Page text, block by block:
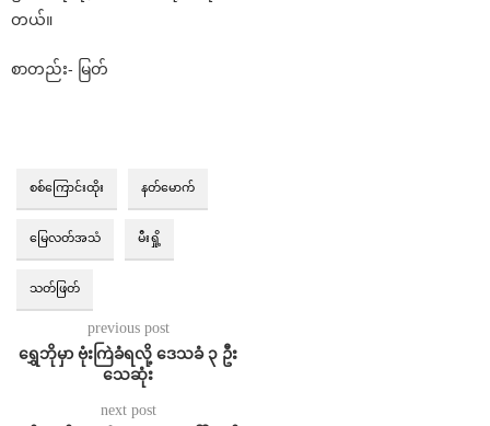
တယ်။
စာတည်း- မြတ်
စစ်ကြောင်းထိုး နတ်မောက်
မြေလတ်အသံ မီးရှို့
သတ်ဖြတ်
previous post
ရွှေဘိုမှာ ဗုံးကြဲခံရလို့ ဒေသခံ ၃ ဦး
သေဆုံး
next post